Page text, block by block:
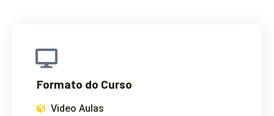
Formato do Curso
Video Aulas